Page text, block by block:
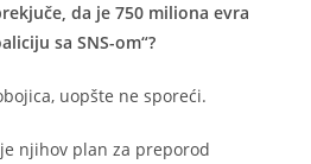
da je 750 miliona evra
sa SNS-om“?
uopšte ne sporeći.
njihov plan za preporod